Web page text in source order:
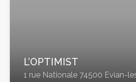
L’OPTIMIST
1 rue Nationale 74500 Evian-